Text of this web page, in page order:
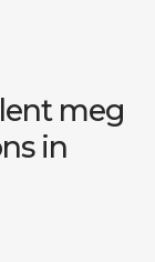
meg
in